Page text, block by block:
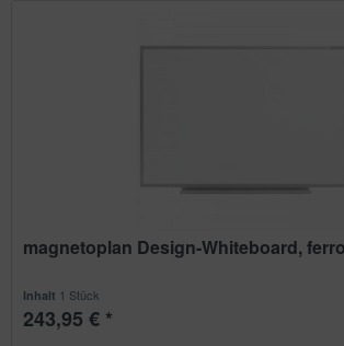
magnetoplan Design-Whiteboard,
Inhalt 1 Stück
243,95 € *